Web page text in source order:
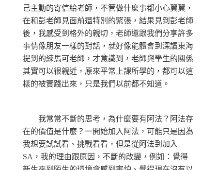
己主動的寄信給老師，不管做什麼事都小心翼翼，
在和彭老師見面前還特別的緊張，結果見到彭老師
後，我感受到格外的親切，老師還跟我們分享許多
事情像朋友一樣的對話，就好像能體會到深讀東海
提到的練馬可老師，才意識到，老師與學生的關係
其實可以很親近，原來平常上課所學的，都可以這
樣的被實踐出來，只是我們以前都不知道。
我常常不斷的思考，為什麼要有阿法？阿法存
在的價值是什麼？一開始加入阿法，可能只是因為
我想要試試看、挑戰看看，但是從阿法到加入
SA，我的理由跟原因，不斷的改變，例如：覺得